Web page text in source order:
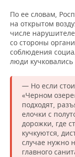
По ее словам,
на открытом
числе
со стороны
соблюдения
люди кучковались
— Но если
«Черном
подходят,
елочки с
дорожки, где
кучкуются,
случае нужно
главного